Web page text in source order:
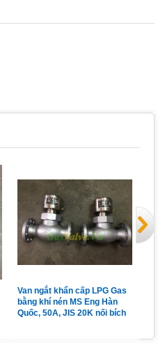
Van ngắt khẩn cấp LPG Gas
bằng khí nén MS Eng Hàn
Quốc, 50A, JIS 20K nối bích